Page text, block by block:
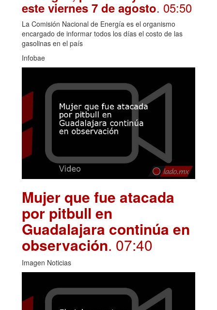
este viernes 7 de agosto. 05:50
La Comisión Nacional de Energía es el organismo
encargado de informar todos los días el costo de las
gasolinas en el país
Infobae
Mujer que fue atacada
por pitbull en
Guadalajara continúa en
observación. 07:40
Imagen Noticias